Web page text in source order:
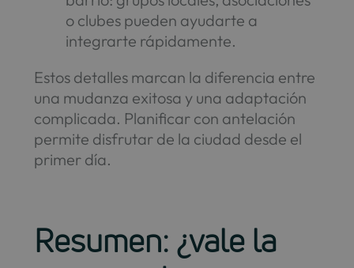
o clubes pueden ayudarte a
integrarte rápidamente.
Estos detalles marcan la diferencia entre
una mudanza exitosa y una adaptación
complicada. Planificar con antelación
permite disfrutar de la ciudad desde el
primer día.
Resumen: ¿vale la